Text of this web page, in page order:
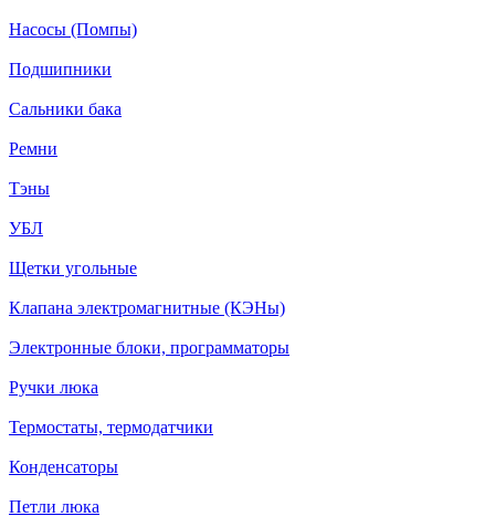
Насосы (Помпы)
Подшипники
Сальники бака
Ремни
Тэны
УБЛ
Щетки угольные
Клапана электромагнитные (КЭНы)
Электронные блоки, программаторы
Ручки люка
Термостаты, термодатчики
Конденсаторы
Петли люка